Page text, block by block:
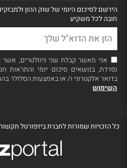
הירשם לסיכום היומי של שוק ההון
חובה לכל משקיע
אני מאשר קבלת שני ניוזלטרים,
נפרדת, בנושאים סיכום יומי והתראות
בדואר אלקטרוני ו/ או באמצעות הסלולר
השימוש
כל הזכויות שמורות לחברת ביזפורטל